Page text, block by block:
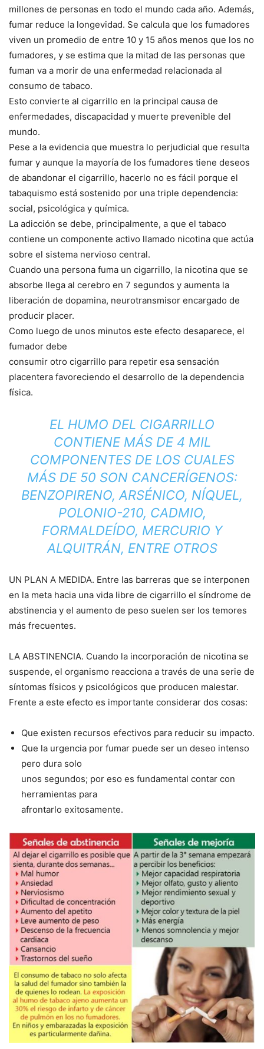
millones de personas en todo el mundo cada año. Además,
fumar reduce la longevidad. Se calcula que los fumadores
viven un promedio de entre 10 y 15 años menos que los no
fumadores, y se estima que la mitad de las personas que
fuman va a morir de una enfermedad relacionada al
consumo de tabaco.
Esto convierte al cigarrillo en la principal causa de
enfermedades, discapacidad y muerte prevenible del
mundo.
Pese a la evidencia que muestra lo perjudicial que resulta
fumar y aunque la mayoría de los fumadores tiene deseos
de abandonar el cigarrillo, hacerlo no es fácil porque el
tabaquismo está sostenido por una triple dependencia:
social, psicológica y química.
La adicción se debe, principalmente, a que el tabaco
contiene un componente activo llamado nicotina que actúa
sobre el sistema nervioso central.
Cuando una persona fuma un cigarrillo, la nicotina que se
absorbe llega al cerebro en 7 segundos y aumenta la
liberación de dopamina, neurotransmisor encargado de
producir placer.
Como luego de unos minutos este efecto desaparece, el
fumador debe
consumir otro cigarrillo para repetir esa sensación
placentera favoreciendo el desarrollo de la dependencia
física.
EL HUMO DEL CIGARRILLO
CONTIENE MÁS DE 4 MIL
COMPONENTES DE LOS CUALES
MÁS DE 50 SON CANCERÍGENOS:
BENZOPIRENO, ARSÉNICO, NÍQUEL,
POLONIO-210, CADMIO,
FORMALDEÍDO, MERCURIO Y
ALQUITRÁN, ENTRE OTROS
UN PLAN A MEDIDA. Entre las barreras que se interponen
en la meta hacia una vida libre de cigarrillo el síndrome de
abstinencia y el aumento de peso suelen ser los temores
más frecuentes.
LA ABSTINENCIA. Cuando la incorporación de nicotina se
suspende, el organismo reacciona a través de una serie de
síntomas físicos y psicológicos que producen malestar.
Frente a este efecto es importante considerar dos cosas:
Que existen recursos efectivos para reducir su impacto.
Que la urgencia por fumar puede ser un deseo intenso
pero dura solo
unos segundos; por eso es fundamental contar con
herramientas para
afrontarlo exitosamente.